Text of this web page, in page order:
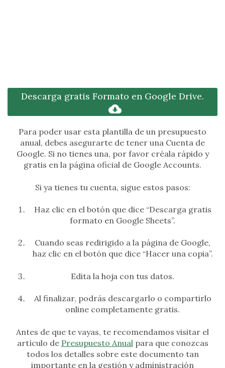
Descarga gratis Formato en Google Drive.
Para poder usar esta plantilla de un presupuesto
anual, debes asegurarte de tener una Cuenta de
Google. Si no tienes una, por favor créala rápido y
gratis en la página oficial de Google Accounts.
Si ya tienes tu cuenta, sigue estos pasos:
Haz clic en el botón que dice “Descarga gratis
formato en Google Sheets”.
Cuando seas redirigido a la página de Google,
haz clic en el botón que dice “Hacer una copia”.
Edita la hoja con tus datos.
Al finalizar, podrás descargarlo o compartirlo
online completamente gratis.
Antes de que te vayas, te recomendamos visitar el
artículo de Presupuesto Anual para que conozcas
todos los detalles sobre este documento tan
importante en la gestión y administración